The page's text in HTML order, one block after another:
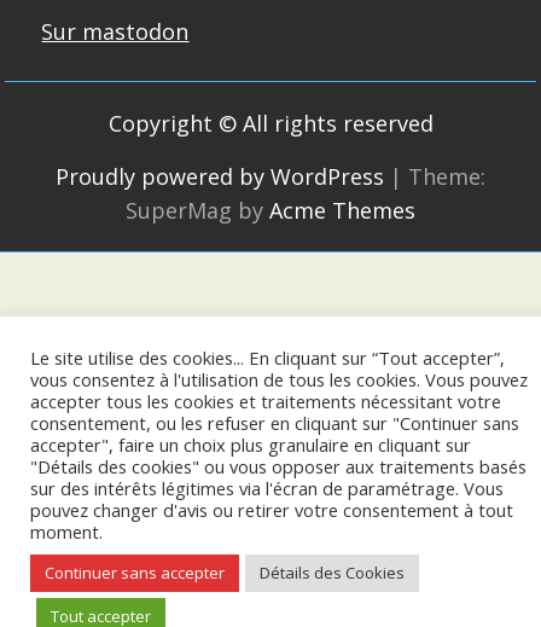
Sur mastodon
Copyright © All rights reserved
Proudly powered by WordPress | Theme:
SuperMag by Acme Themes
Le site utilise des cookies... En cliquant sur “Tout accepter”,
vous consentez à l'utilisation de tous les cookies. Vous pouvez
accepter tous les cookies et traitements nécessitant votre
consentement, ou les refuser en cliquant sur "Continuer sans
accepter", faire un choix plus granulaire en cliquant sur
"Détails des cookies" ou vous opposer aux traitements basés
sur des intérêts légitimes via l'écran de paramétrage. Vous
pouvez changer d'avis ou retirer votre consentement à tout
moment.
Continuer sans accepter
Détails des Cookies
Tout accepter